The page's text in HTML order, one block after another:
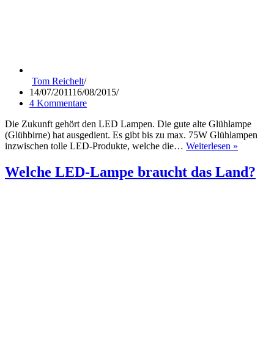
Tom Reichelt
14/07/201116/08/2015
4 Kommentare
Die Zukunft gehört den LED Lampen. Die gute alte Glühlampe
(Glühbirne) hat ausgedient. Es gibt bis zu max. 75W Glühlampen
inzwischen tolle LED-Produkte, welche die… Weiterlesen »
versus
Welche LED-Lampe braucht das Land?